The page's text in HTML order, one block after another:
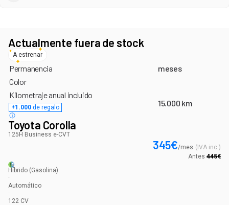
Actualmente fuera de stock
A estrenar
Permanencia
meses
Color
Kilometraje anual incluido
+1.000 de regalo 15.000 km
Toyota Corolla
125H Business e-CVT
345€/mes ( IVA inc.)
Antes 445€
Híbrido (Gasolina)
·
Automático
·
122 CV